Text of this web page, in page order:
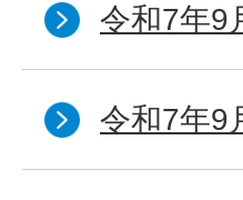
令和7年9
令和7年9